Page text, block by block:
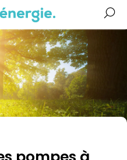
Isolation
Aides &
Financement